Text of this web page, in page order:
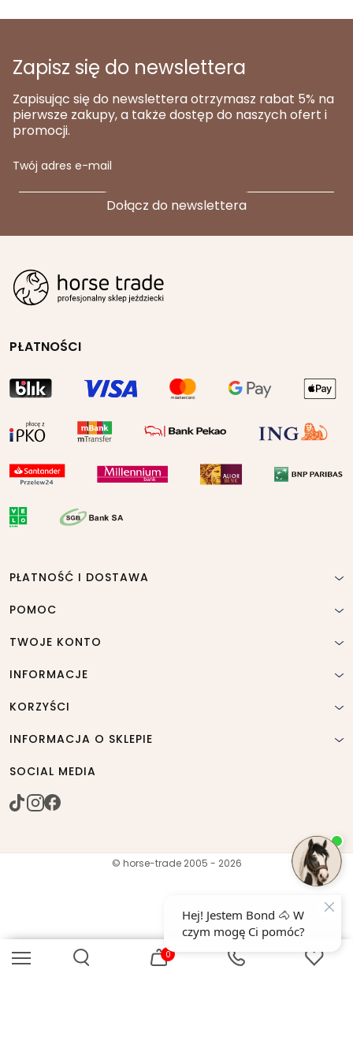
0
Zapisz się do newslettera
Zapisując się do newslettera otrzymasz rabat 5% na
pierwsze zakupy, a także dostęp do naszych ofert i
promocji.
Twój adres e-mail
PŁATNOŚCI
PŁATNOŚĆ I DOSTAWA
POMOC
TWOJE KONTO
INFORMACJE
KORZYŚCI
INFORMACJA O SKLEPIE
SOCIAL MEDIA
© horse-trade 2005 - 2026